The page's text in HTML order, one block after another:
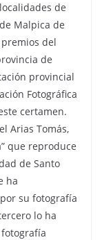
de
Malpica de
del
de
provincial
Fotográfica
certamen.
Arias Tomás,
que reproduce
de Santo
ha
su fotografía
lo ha